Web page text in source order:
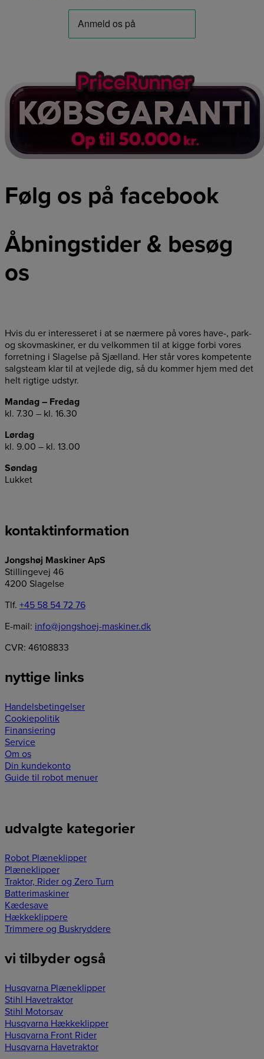
Følg os på facebook
Åbningstider & besøg
os
Hvis du er interesseret i at se nærmere på vores have-, park-
og skovmaskiner, er du velkommen til at kigge forbi vores
forretning i Slagelse på Sjælland. Her står vores kompetente
salgsteam klar til at vejlede dig, så du kommer hjem med det
helt rigtige udstyr.
Mandag – Fredag
kl. 7.30 – kl. 16.30
Lørdag
kl. 9.00 – kl. 13.00
Søndag
Lukket
kontaktinformation
Jongshøj Maskiner ApS
Stillingevej 46
4200 Slagelse
Tlf. +45 58 54 72 76
E-mail: info@jongshoej-maskiner.dk
CVR: 46108833
nyttige links
Handelsbetingelser
Cookiepolitik
Finansiering
Service
Om os
Din kundekonto
Guide til robot menuer
udvalgte kategorier
Robot Plæneklipper
Plæneklipper
Traktor, Rider og Zero Turn
Batterimaskiner
Kædesave
Hækkeklippere
Trimmere og Buskryddere
vi tilbyder også
Husqvarna Plæneklipper
Stihl Havetraktor
Stihl Motorsav
Husqvarna Hækkeklipper
Husqvarna Front Rider
Husqvarna Havetraktor